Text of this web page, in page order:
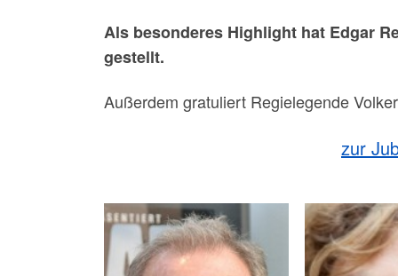
Als besonderes Highlight hat Edgar
gestellt.
Außerdem gratuliert Regielegende
zur